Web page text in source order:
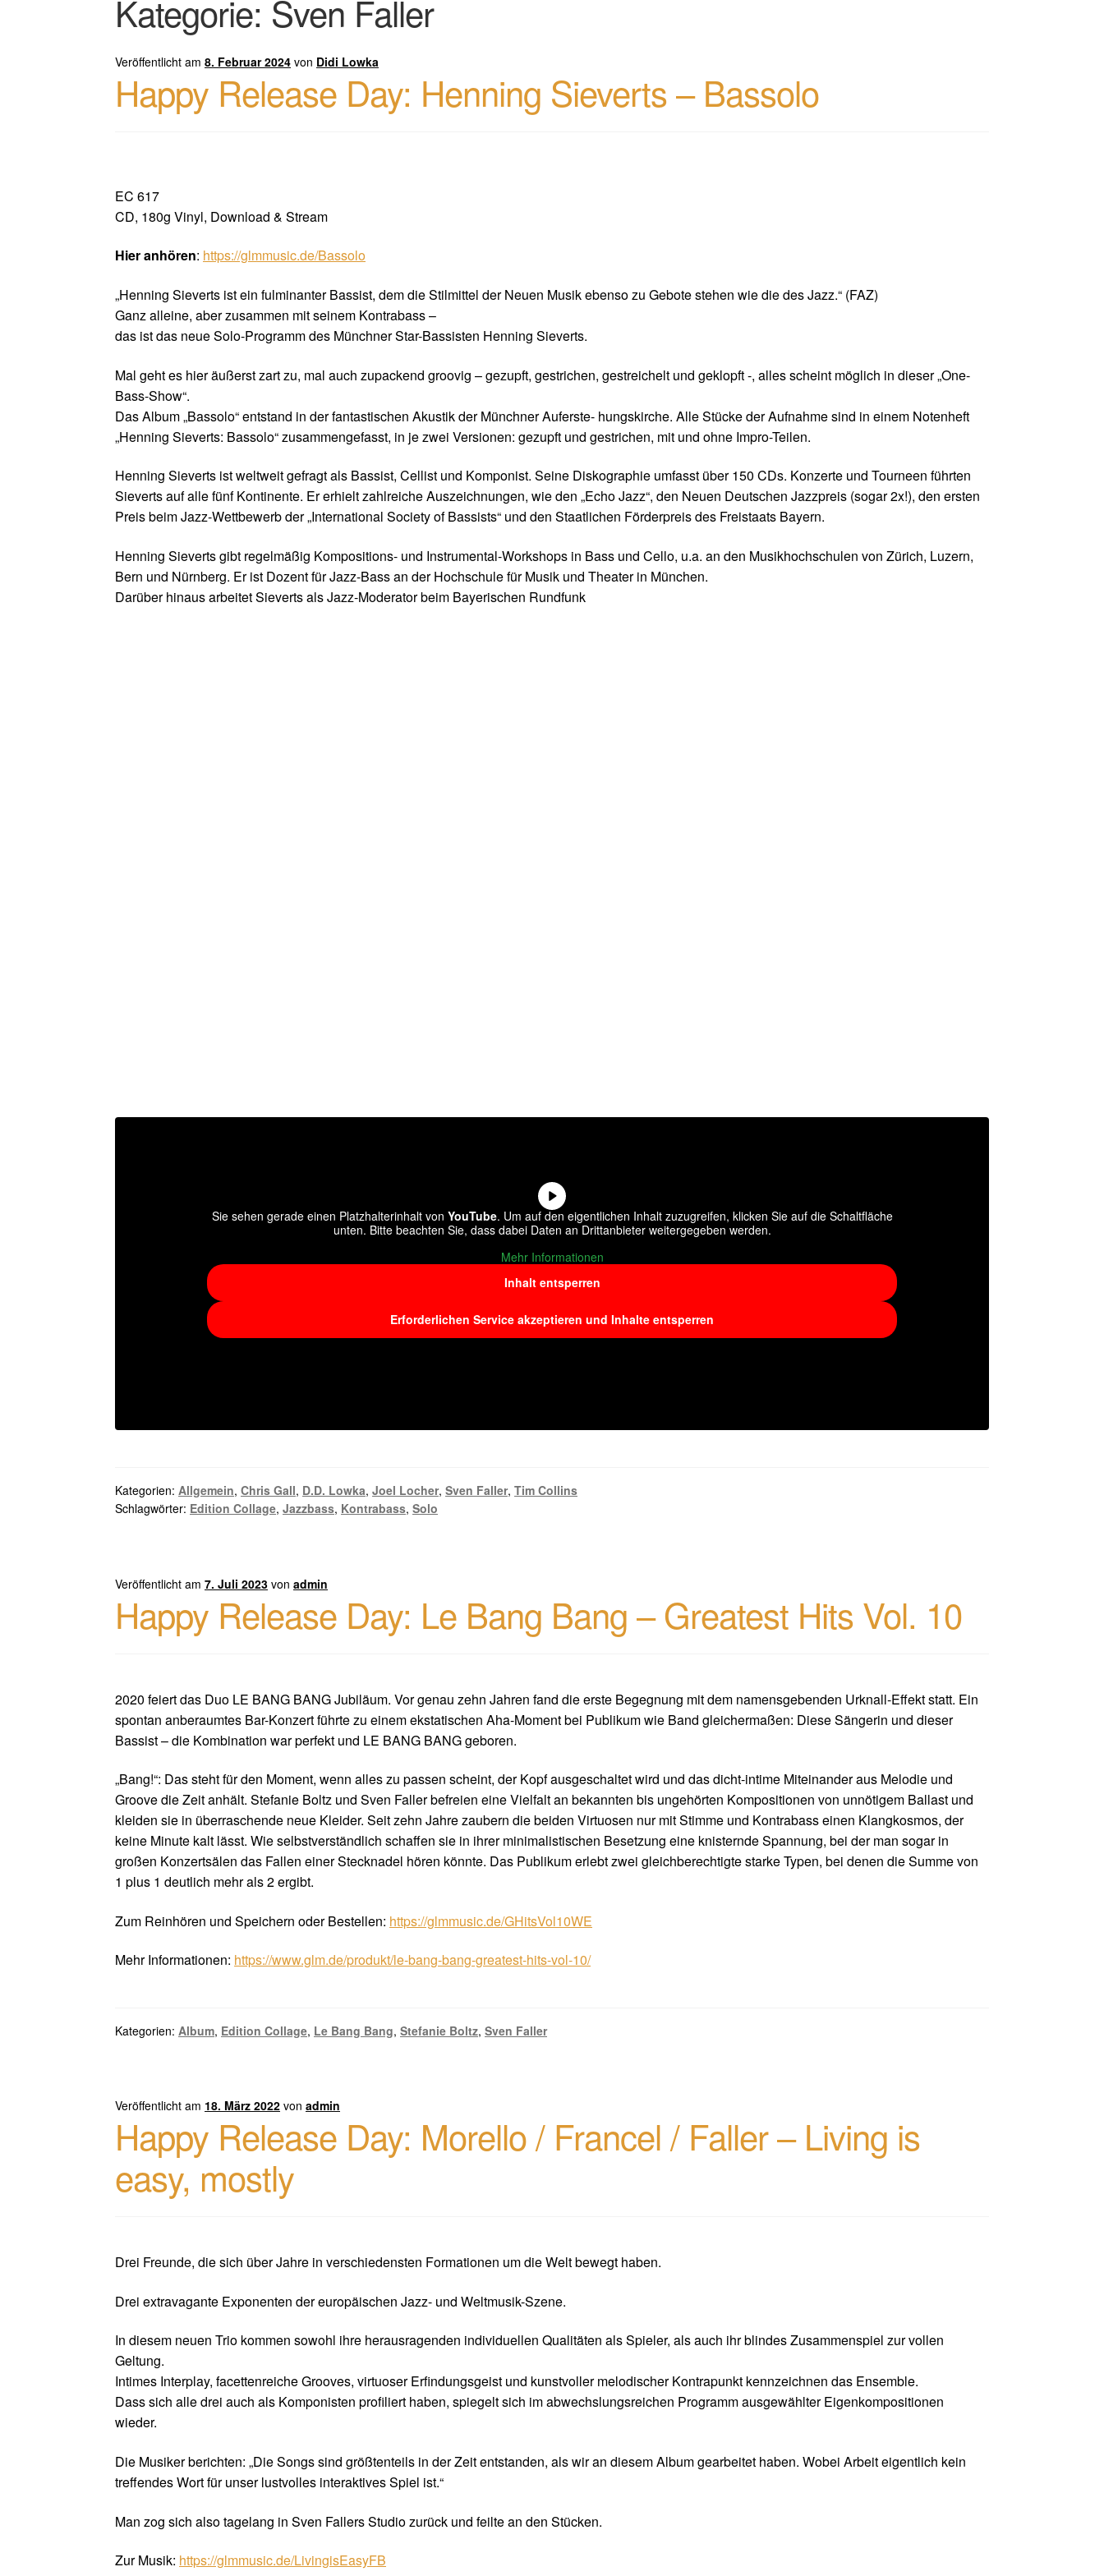
Kategorie: Sven Faller
Veröffentlicht am8. Februar 2024 von Didi Lowka
Happy Release Day: Henning Sieverts – Bassolo
EC 617
CD, 180g Vinyl, Download & Stream
Hier anhören: https://glmmusic.de/Bassolo
„Henning Sieverts ist ein fulminanter Bassist, dem die Stilmittel der Neuen Musik ebenso zu Gebote stehen wie die des Jazz.“ (FAZ)
Ganz alleine, aber zusammen mit seinem Kontrabass –
das ist das neue Solo-Programm des Münchner Star-Bassisten Henning Sieverts.
Mal geht es hier äußerst zart zu, mal auch zupackend groovig – gezupft, gestrichen, gestreichelt und geklopft -, alles scheint möglich in dieser „One-
Bass-Show“.
Das Album „Bassolo“ entstand in der fantastischen Akustik der Münchner Auferste- hungskirche. Alle Stücke der Aufnahme sind in einem Notenheft
„Henning Sieverts: Bassolo“ zusammengefasst, in je zwei Versionen: gezupft und gestrichen, mit und ohne Impro-Teilen.
Henning Sieverts ist weltweit gefragt als Bassist, Cellist und Komponist. Seine Diskographie umfasst über 150 CDs. Konzerte und Tourneen führten
Sieverts auf alle fünf Kontinente. Er erhielt zahlreiche Auszeichnungen, wie den „Echo Jazz“, den Neuen Deutschen Jazzpreis (sogar 2x!), den ersten
Preis beim Jazz-Wettbewerb der „International Society of Bassists“ und den Staatlichen Förderpreis des Freistaats Bayern.
Henning Sieverts gibt regelmäßig Kompositions- und Instrumental-Workshops in Bass und Cello, u.a. an den Musikhochschulen von Zürich, Luzern,
Bern und Nürnberg. Er ist Dozent für Jazz-Bass an der Hochschule für Musik und Theater in München.
Darüber hinaus arbeitet Sieverts als Jazz-Moderator beim Bayerischen Rundfunk
Sie sehen gerade einen Platzhalterinhalt von YouTube. Um auf den eigentlichen Inhalt zuzugreifen, klicken Sie auf die Schaltfläche
unten. Bitte beachten Sie, dass dabei Daten an Drittanbieter weitergegeben werden.
Mehr Informationen
Inhalt entsperren
Erforderlichen Service akzeptieren und Inhalte entsperren
Kategorien:Allgemein,Chris Gall, D.D. Lowka,Joel Locher,Sven Faller,Tim Collins
Schlagwörter: Edition Collage,Jazzbass, Kontrabass,Solo
Veröffentlicht am7. Juli 2023 vonadmin
Happy Release Day: Le Bang Bang – Greatest Hits Vol. 10
2020 feiert das Duo LE BANG BANG Jubiläum. Vor genau zehn Jahren fand die erste Begegnung mit dem namensgebenden Urknall-Effekt statt. Ein
spontan anberaumtes Bar-Konzert führte zu einem ekstatischen Aha-Moment bei Publikum wie Band gleichermaßen: Diese Sängerin und dieser
Bassist – die Kombination war perfekt und LE BANG BANG geboren.
„Bang!“: Das steht für den Moment, wenn alles zu passen scheint, der Kopf ausgeschaltet wird und das dicht-intime Miteinander aus Melodie und
Groove die Zeit anhält. Stefanie Boltz und Sven Faller befreien eine Vielfalt an bekannten bis ungehörten Kompositionen von unnötigem Ballast und
kleiden sie in überraschende neue Kleider. Seit zehn Jahre zaubern die beiden Virtuosen nur mit Stimme und Kontrabass einen Klangkosmos, der
keine Minute kalt lässt. Wie selbstverständlich schaffen sie in ihrer minimalistischen Besetzung eine knisternde Spannung, bei der man sogar in
großen Konzertsälen das Fallen einer Stecknadel hören könnte. Das Publikum erlebt zwei gleichberechtigte starke Typen, bei denen die Summe von
1 plus 1 deutlich mehr als 2 ergibt.
Zum Reinhören und Speichern oder Bestellen: https://glmmusic.de/GHitsVol10WE
Mehr Informationen: https://www.glm.de/produkt/le-bang-bang-greatest-hits-vol-10/
Kategorien: Album, Edition Collage, Le Bang Bang,Stefanie Boltz,Sven Faller
Veröffentlicht am 18. März 2022 vonadmin
Happy Release Day: Morello / Francel / Faller – Living is
easy, mostly
Drei Freunde, die sich über Jahre in verschiedensten Formationen um die Welt bewegt haben.
Drei extravagante Exponenten der europäischen Jazz- und Weltmusik-Szene.
In diesem neuen Trio kommen sowohl ihre herausragenden individuellen Qualitäten als Spieler, als auch ihr blindes Zusammenspiel zur vollen
Geltung.
Intimes Interplay, facettenreiche Grooves, virtuoser Erfindungsgeist und kunstvoller melodischer Kontrapunkt kennzeichnen das Ensemble.
Dass sich alle drei auch als Komponisten profiliert haben, spiegelt sich im abwechslungsreichen Programm ausgewählter Eigenkompositionen
wieder.
Die Musiker berichten: „Die Songs sind größtenteils in der Zeit entstanden, als wir an diesem Album gearbeitet haben. Wobei Arbeit eigentlich kein
treffendes Wort für unser lustvolles interaktives Spiel ist.“
Man zog sich also tagelang in Sven Fallers Studio zurück und feilte an den Stücken.
Zur Musik: https://glmmusic.de/LivingisEasyFB